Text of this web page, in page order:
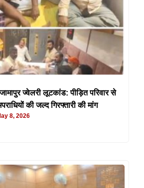
ज्वेलरी लूटकांड: पीड़ित परिवार से
की जल्द गिरफ्तारी की मांग
8, 2026